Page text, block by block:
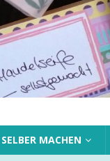
SELBER MACHEN